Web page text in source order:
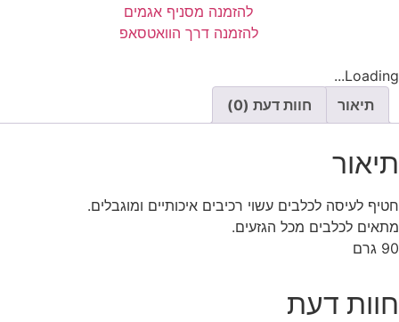
להזמנה מסניף אגמים
להזמנה דרך הוואטסאפ
Loading...
תיאור
חוות דעת (0)
תיאור
חטיף לעיסה לכלבים עשוי רכיבים איכותיים ומוגבלים.
מתאים לכלבים מכל הגזעים.
90 גרם
חוות דעת